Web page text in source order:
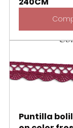
Puntilla